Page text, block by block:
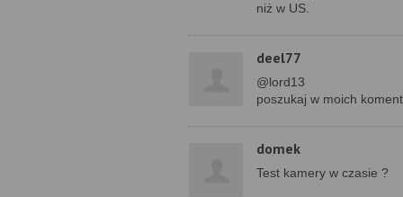
niż w US.
deel77
@lord13
poszukaj w moich
domek
Test kamery w czasie ?